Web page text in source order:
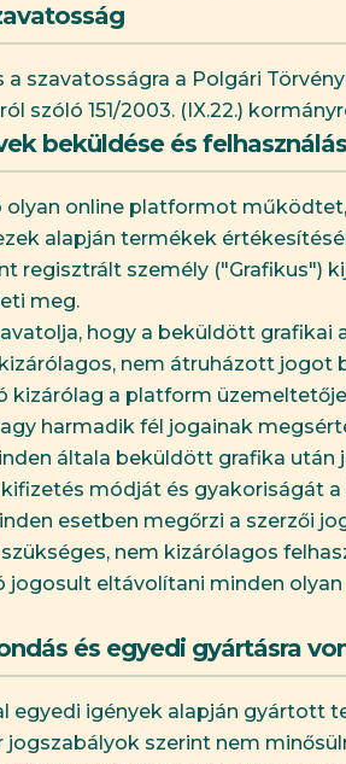
a szavatosságra a Polgári
szóló 151/2003. (IX.22.)
beküldése és
olyan online platformot
alapján termékek
regisztrált személy
meg.
hogy a beküldött
nem átruházott jogot
kizárólag a platform
harmadik fél jogainak
általa beküldött grafika
módját és gyakoriságát
esetben megőrzi a szerzői
nem kizárólagos
jogosult eltávolítani minden
és egyedi gyártásra
egyedi igények alapján gyártott
jogszabályok szerint nem